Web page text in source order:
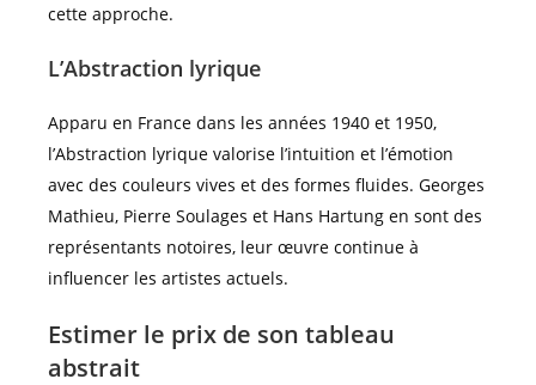
cette approche.
L’Abstraction lyrique
Apparu en France dans les années 1940 et 1950,
l’Abstraction lyrique valorise l’intuition et l’émotion
avec des couleurs vives et des formes fluides. Georges
Mathieu, Pierre Soulages et Hans Hartung en sont des
représentants notoires, leur œuvre continue à
influencer les artistes actuels.
Estimer le prix de son tableau
abstrait